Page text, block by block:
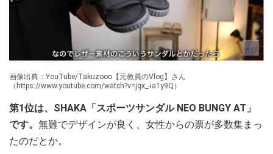
画像出典：YouTube/Takuzooo【元教員のVlog】さん
（https://www.youtube.com/watch?v=jqx_-ia1y9Q）
第1位は、SHAKA「スポーツサンダル NEO BUNGY AT」
です。 無難でデザインが良く、女性からの票が多数集まっ
たのだとか。